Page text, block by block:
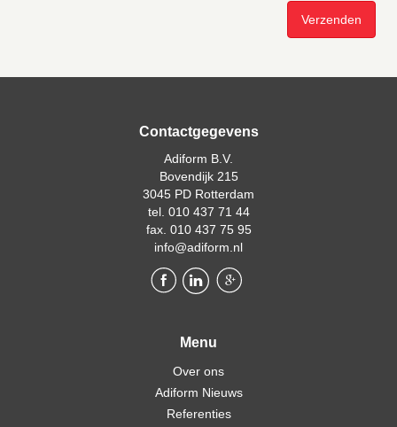
Contactgegevens
Adiform B.V.
Bovendijk 215
3045 PD Rotterdam
tel. 010 437 71 44
fax. 010 437 75 95
info@adiform.nl
Menu
Over ons
Adiform Nieuws
Referenties